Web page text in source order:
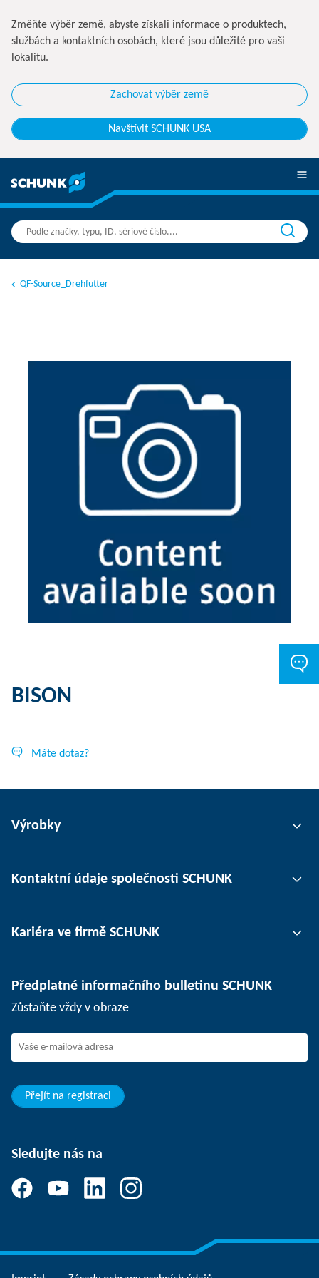
Změňte výběr země, abyste získali informace o produktech,
službách a kontaktních osobách, které jsou důležité pro vaši
lokalitu.
Zachovat výběr země
Navštívit SCHUNK USA
QF-Source_Drehfutter
BISON
Máte dotaz?
Výrobky
Automatizace
Upínání obrobků
Kontaktní údaje společnosti SCHUNK
Pobočky
Události
Kariéra ve firmě SCHUNK
SCHUNK jako zaměstnavatel
Nástup do firmy SCHUNK
Vaše výhody
Předplatné informačního bulletinu SCHUNK
Zůstaňte vždy v obraze
Přejít na registraci
Sledujte nás na